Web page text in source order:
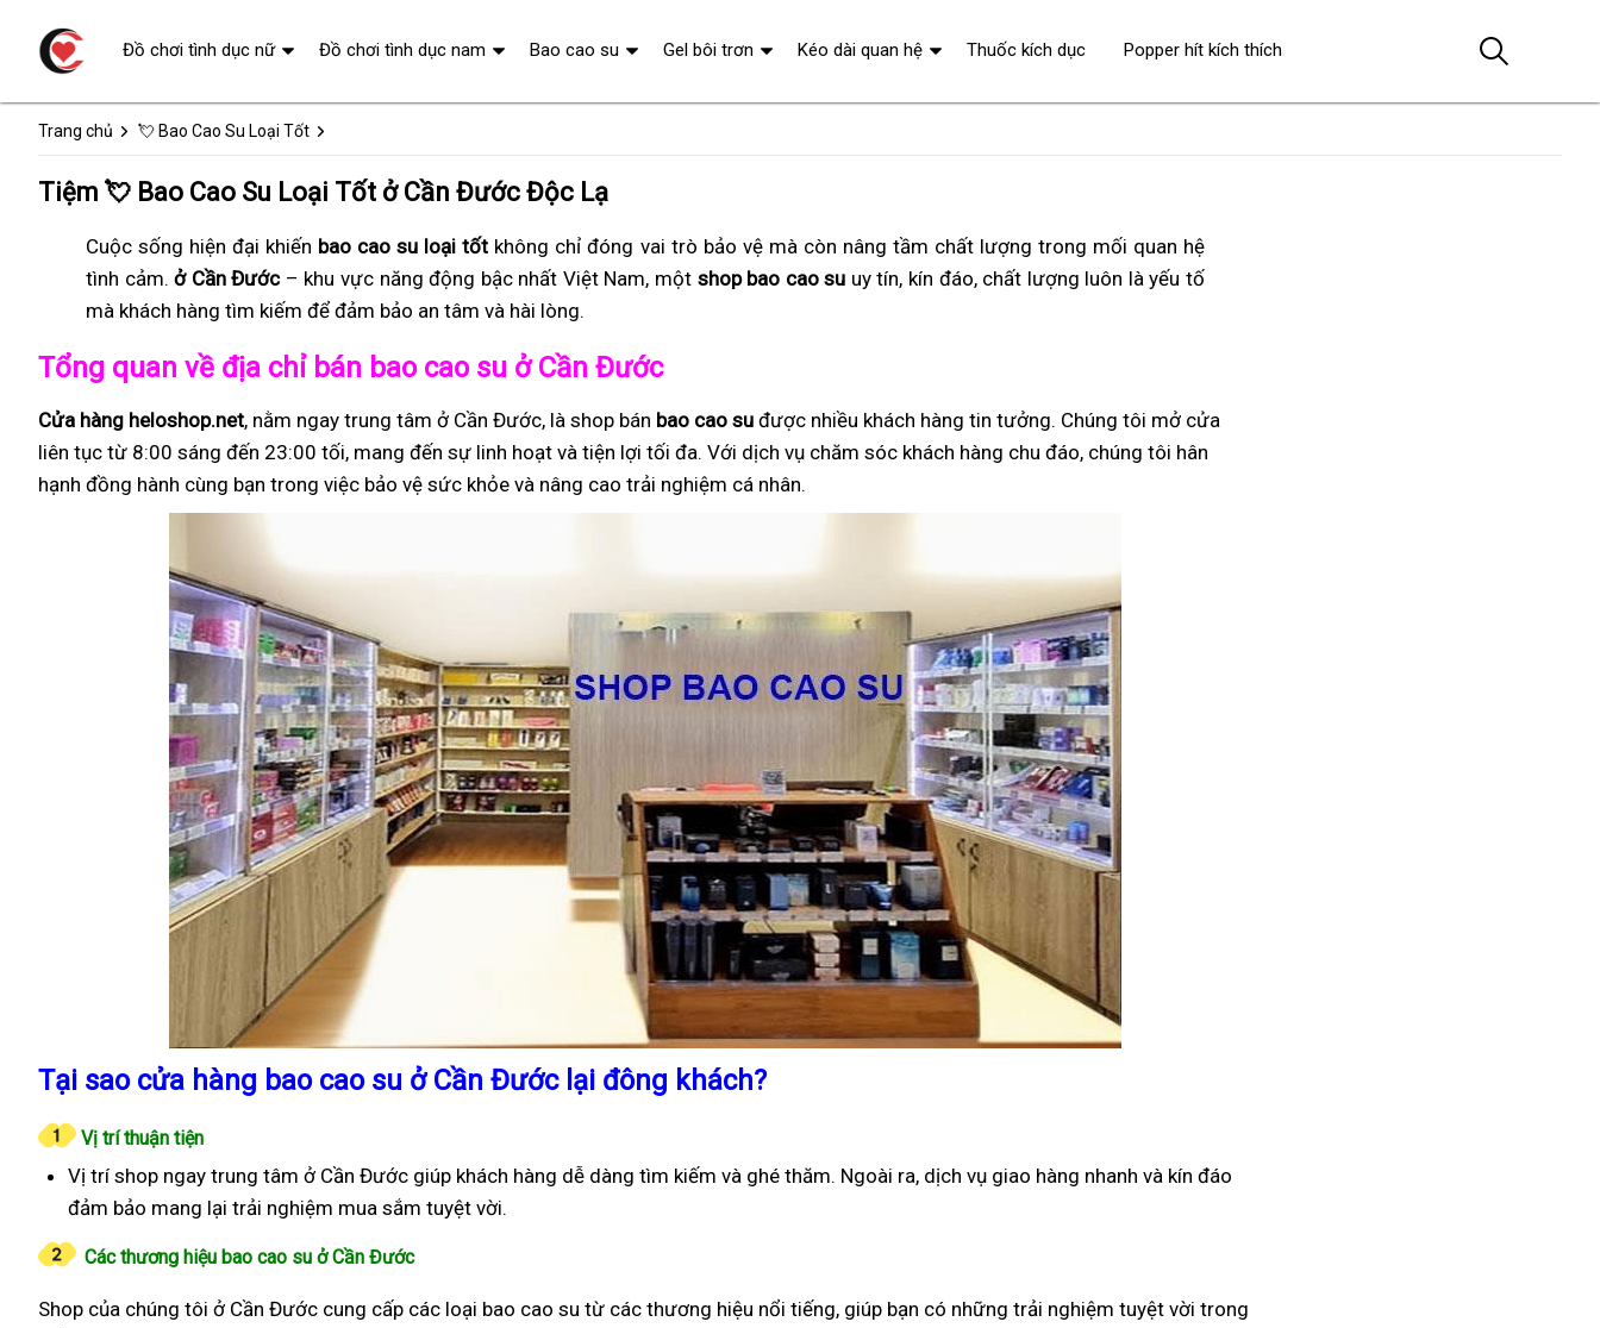
Trang chủ 💘 Bao Cao Su Loại Tốt
Tiệm 💘 Bao Cao Su Loại Tốt ở Cần Đước Độc Lạ
Cuộc sống hiện đại khiến bao cao su loại tốt không chỉ đóng vai trò bảo vệ mà còn nâng tầm chất lượng trong mối quan hệ
tình cảm.ở Cần Đước– khu vực năng động bậc nhất Việt Nam, một shop bao cao su uy tín, kín đáo, chất lượng luôn là yếu tố
mà khách hàng tìm kiếm để đảm bảo an tâm và hài lòng.
Tổng quan về địa chỉ bán bao cao su ở Cần Đước
Cửa hàng heloshop.net, nằm ngay trung tâm ở Cần Đước, là shop bán bao cao su được nhiều khách hàng tin tưởng. Chúng tôi mở cửa
liên tục từ 8:00 sáng đến 23:00 tối, mang đến sự linh hoạt và tiện lợi tối đa. Với dịch vụ chăm sóc khách hàng chu đáo, chúng tôi hân
hạnh đồng hành cùng bạn trong việc bảo vệ sức khỏe và nâng cao trải nghiệm cá nhân.
Tại sao cửa hàng bao cao su ở Cần Đước lại đông khách?
Vị trí thuận tiện
Vị trí shop ngay trung tâm ở Cần Đước giúp khách hàng dễ dàng tìm kiếm và ghé thăm. Ngoài ra, dịch vụ giao hàng nhanh và kín đáo
đảm bảo mang lại trải nghiệm mua sắm tuyệt vời.
Các thương hiệu bao cao su ở Cần Đước
Shop của chúng tôi ở Cần Đước cung cấp các loại bao cao su từ các thương hiệu nổi tiếng, giúp bạn có những trải nghiệm tuyệt vời trong
Đồ chơi tình dục nữ Đồ chơi tình dục nam Bao cao su Gel bôi trơn Kéo dài quan hệ Thuốc kích dục Popper hít kích thích